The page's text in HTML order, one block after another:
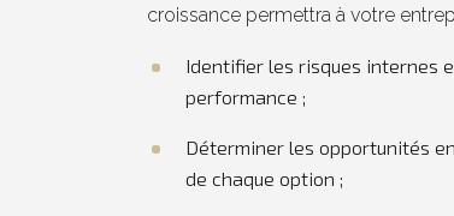
croissance permettra à votre
Identifier les risques internes
performance ;
Déterminer les opportunités
de chaque option ;